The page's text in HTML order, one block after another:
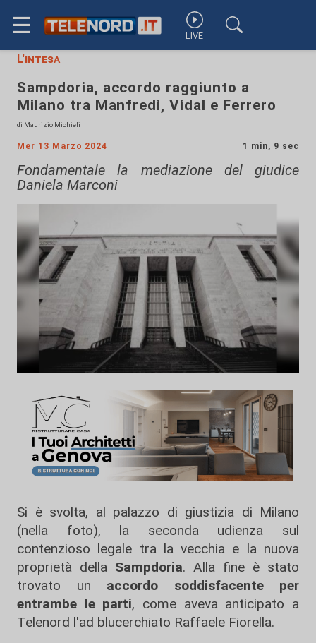
☰ LIVE
L'intesa
Sampdoria, accordo raggiunto a
Milano tra Manfredi, Vidal e Ferrero
di Maurizio Michieli
Mer 13 Marzo 2024 1 min, 9 sec
Fondamentale la mediazione del giudice
Daniela Marconi
Si è svolta, al palazzo di giustizia di Milano
(nella foto), la seconda udienza sul
contenzioso legale tra la vecchia e la nuova
proprietà della Sampdoria. Alla fine è stato
trovato un accordo soddisfacente per
entrambe le parti, come aveva anticipato a
Telenord l'ad blucerchiato Raffaele Fiorella.